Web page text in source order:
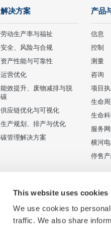
This website uses cookies
We use cookies to
traffic. We also share
解决方案
劳动生产率与福祉
安全、风险与合规
资产性能与可靠性
运营优化
能效提升、废物减排与脱
碳
供应链优化与可视化
生产规划、排产与优化
碳管理解决方案
产品
信息
控制
测量
咨询
项目
生命
生命
服务
横河
停售